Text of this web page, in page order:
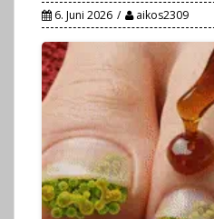
6. Juni 2026 aikos2309